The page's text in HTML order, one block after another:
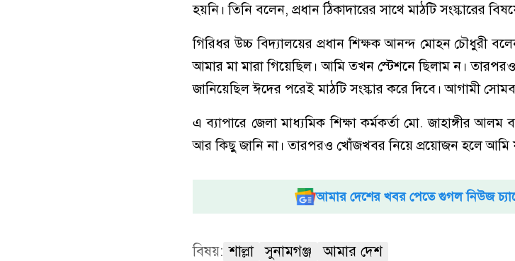
হয়নি। তিনি বলেন, প্রধান ঠিকাদারের সাথে মাঠটি সংস্কারের
গিরিধর উচ্চ বিদ্যালয়ের প্রধান শিক্ষক আনন্দ মোহন চৌধুরী
আমার মা মারা গিয়েছিল। আমি তখন স্টেশনে ছিলাম ন। তারপরও
জানিয়েছিল ঈদের পরেই মাঠটি সংস্কার করে দিবে। আগামী
এ ব্যাপারে জেলা মাধ্যমিক শিক্ষা কর্মকর্তা মো. জাহাঙ্গীর
আর কিছু জানি না। তারপরও খোঁজখবর নিয়ে প্রয়োজন হলে আমি
আমার দেশের খবর পেতে গুগল নিউজ
বিষয়: শাল্লা সুনামগঞ্জ আমার দেশ